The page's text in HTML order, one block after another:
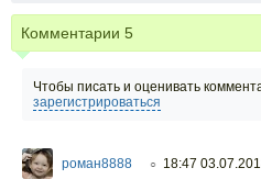
Комментарии 5
Чтобы писать и оценивать
зарегистрироваться
роман8888 ○ 18:47